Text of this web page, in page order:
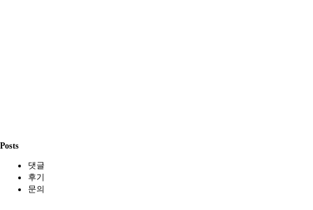
Posts
댓글
후기
문의